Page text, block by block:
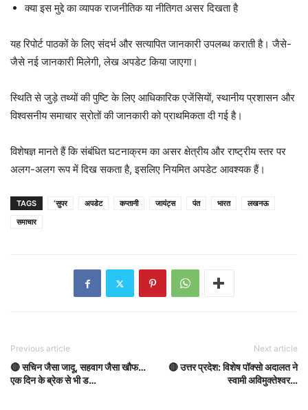
क्या इस मुद्दे का व्यापक राजनीतिक या नीतिगत असर दिखता है
यह रिपोर्ट पाठकों के लिए संदर्भ और सत्यापित जानकारी उपलब्ध कराती है। जैसे-
जैसे नई जानकारी मिलेगी, लेख अपडेट किया जाएगा।
स्थिति से जुड़े तथ्यों की पुष्टि के लिए आधिकारिक एजेंसियों, स्थानीय प्रशासन और
विश्वसनीय समाचार स्रोतों की जानकारी को प्राथमिकता दी गई है।
विशेषज्ञ मानते हैं कि संबंधित घटनाक्रम का असर क्षेत्रीय और राष्ट्रीय स्तर पर
अलग-अलग रूप में दिख सकता है, इसलिए नियमित अपडेट आवश्यक हैं।
TAGS ‘सुपर अपडेट कप्तानी जायंट्स पंत भारत
लखनऊ
समाचार
Previous article
🔴 सचिन जैसा जादू, सहवाग जैसा खौफ…
एक दिन के ब्रेक से भी ड…
Next article
🔴 उत्तर प्रदेश: विशेष पॉक्‍सो अदालत ने
स्वामी अविमुक्तेश्वर…